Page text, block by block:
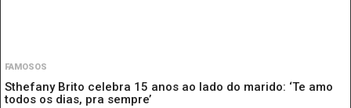
FAMOSOS
Sthefany Brito celebra 15 anos ao lado do marido: ‘Te amo
todos os dias, pra sempre’